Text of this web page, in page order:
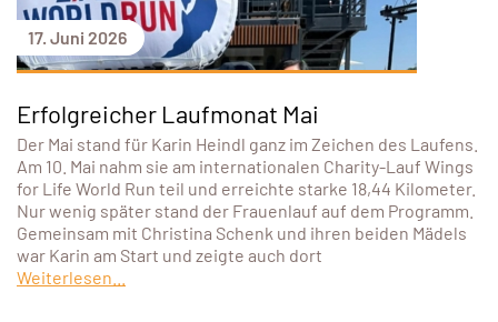
17. Juni 2026
Erfolgreicher Laufmonat Mai
Der Mai stand für Karin Heindl ganz im Zeichen des Laufens.
Am 10. Mai nahm sie am internationalen Charity-Lauf Wings
for Life World Run teil und erreichte starke 18,44 Kilometer.
Nur wenig später stand der Frauenlauf auf dem Programm.
Gemeinsam mit Christina Schenk und ihren beiden Mädels
war Karin am Start und zeigte auch dort
Weiterlesen...